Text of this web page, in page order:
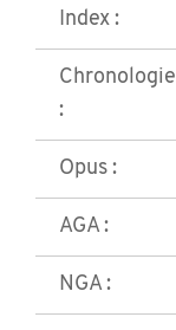
Index :
Chronologie
:
Opus :
AGA :
NGA :